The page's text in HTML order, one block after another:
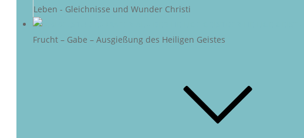
Leben - Gleichnisse und Wunder Christi
Frucht – Gabe – Ausgießung des Heiligen Geistes